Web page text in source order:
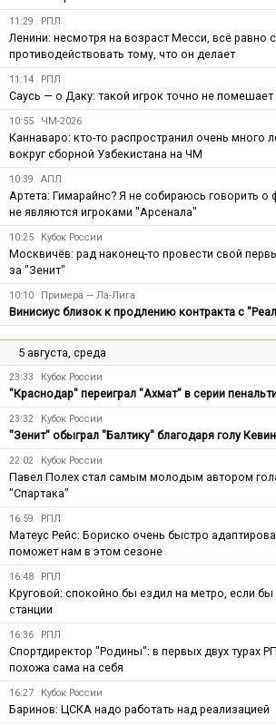
11:29 РПЛ
Ленини: несмотря на возраст Месси, всё равно
противодействовать тому, что он делает
11:14 РПЛ
Саусь — о Даку: такой игрок точно не помешает
10:55 ЧМ-2026
Каннаваро: кто-то распространил очень много
вокруг сборной Узбекистана на ЧМ
10:39 АПЛ
Артета: Гимарайнс? Я не собираюсь говорить о
не являются игроками "Арсенала"
10:25 Кубок России
Москвичёв: рад наконец-то провести свой
за "Зенит"
10:10 Примера — Ла-Лига
Винисиус близок к продлению контракта с
5 августа, среда
23:33 Кубок России
"Краснодар" переиграл "Ахмат" в серии
23:32 Кубок России
"Зенит" обыграл "Балтику" благодаря голу
22:02 Кубок России
Павел Полех стал самым молодым автором
"Спартака"
16:59 РПЛ
Матеус Рейс: Бориско очень быстро
поможет нам в этом сезоне
16:48 РПЛ
Круговой: спокойно бы ездил на метро, если
станции
16:36 РПЛ
Спортдиректор "Родины": в первых двух турах
похожа сама на себя
16:27 Кубок России
Баринов: ЦСКА надо работать над реализацией